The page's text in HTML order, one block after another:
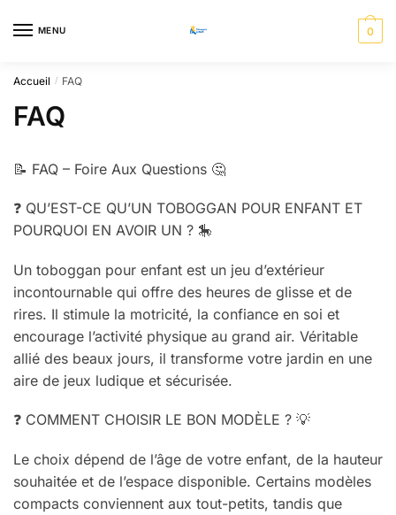
MENU 0
Accueil / FAQ
FAQ
📝 FAQ – Foire Aux Questions 🤔
❓ QU’EST-CE QU’UN TOBOGGAN POUR ENFANT ET
POURQUOI EN AVOIR UN ? 🎠
Un toboggan pour enfant est un jeu d’extérieur
incontournable qui offre des heures de glisse et de
rires. Il stimule la motricité, la confiance en soi et
encourage l’activité physique au grand air. Véritable
allié des beaux jours, il transforme votre jardin en une
aire de jeux ludique et sécurisée.
❓ COMMENT CHOISIR LE BON MODÈLE ? 💡
Le choix dépend de l’âge de votre enfant, de la hauteur
souhaitée et de l’espace disponible. Certains modèles
compacts conviennent aux tout-petits, tandis que